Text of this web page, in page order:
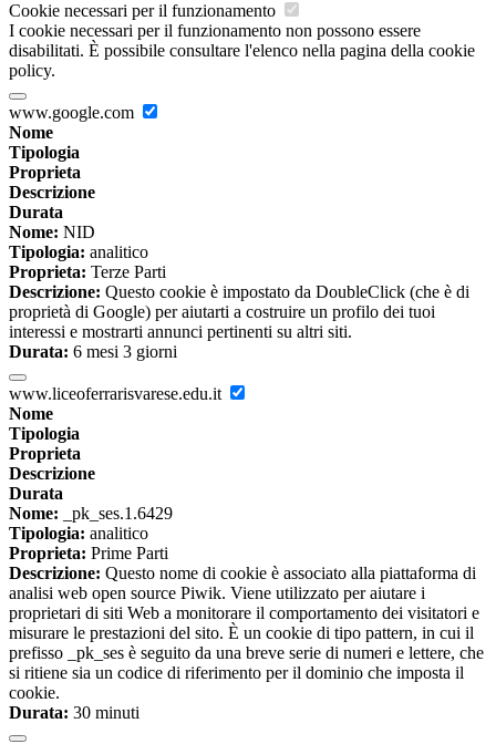
Cookie necessari per il funzionamento
I cookie necessari per il funzionamento non possono essere
disabilitati. È possibile consultare l'elenco nella pagina della cookie
policy.
www.google.com
Nome
Tipologia
Proprieta
Descrizione
Durata
Nome: NID
Tipologia: analitico
Proprieta: Terze Parti
Descrizione: Questo cookie è impostato da DoubleClick (che è di
proprietà di Google) per aiutarti a costruire un profilo dei tuoi
interessi e mostrarti annunci pertinenti su altri siti.
Durata: 6 mesi 3 giorni
www.liceoferrarisvarese.edu.it
Nome
Tipologia
Proprieta
Descrizione
Durata
Nome: _pk_ses.1.6429
Tipologia: analitico
Proprieta: Prime Parti
Descrizione: Questo nome di cookie è associato alla piattaforma di
analisi web open source Piwik. Viene utilizzato per aiutare i
proprietari di siti Web a monitorare il comportamento dei visitatori e
misurare le prestazioni del sito. È un cookie di tipo pattern, in cui il
prefisso _pk_ses è seguito da una breve serie di numeri e lettere, che
si ritiene sia un codice di riferimento per il dominio che imposta il
cookie.
Durata: 30 minuti